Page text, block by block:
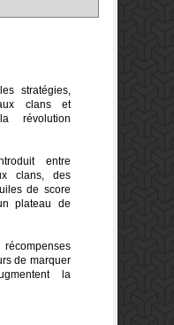
stratégies,
clans et
révolution
entre
clans, des
de score
plateau de
de marquer
la